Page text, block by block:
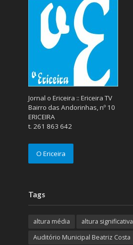
Jornal o Ericeira :: Ericeira TV
Bairro das Andorinhas, nº 10
ERICEIRA
t. 261 863 642
O Ericeira
Tags
altura média altura significativa
Auditório Municipal Beatriz Costa